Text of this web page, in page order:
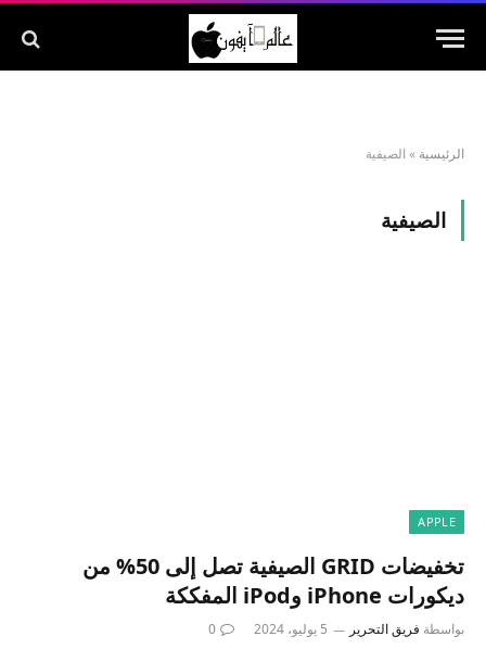
الرئيسية » الصيفية
الصيفية
APPLE
تخفيضات GRID الصيفية تصل إلى 50% من
ديكورات iPhone وiPod المفككة
بواسطة فريق التحرير 5 يوليو، 2024 0